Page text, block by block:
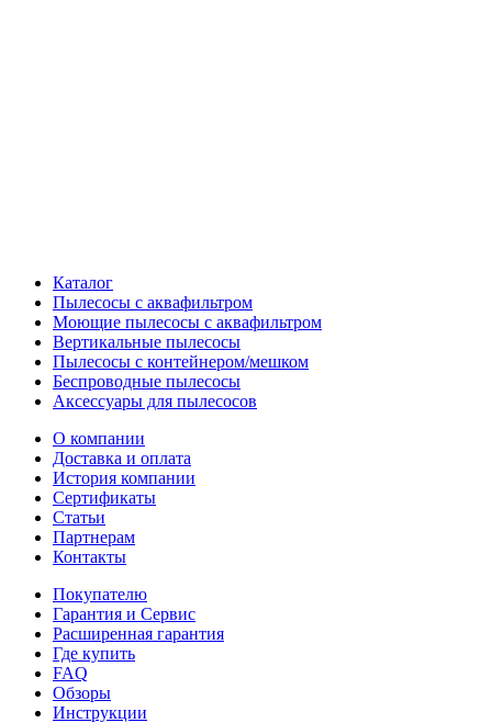
Каталог
Пылесосы с аквафильтром
Моющие пылесосы с аквафильтром
Вертикальные пылесосы
Пылесосы с контейнером/мешком
Беспроводные пылесосы
Аксессуары для пылесосов
О компании
Доставка и оплата
История компании
Сертификаты
Статьи
Партнерам
Контакты
Покупателю
Гарантия и Сервис
Расширенная гарантия
Где купить
FAQ
Обзоры
Инструкции